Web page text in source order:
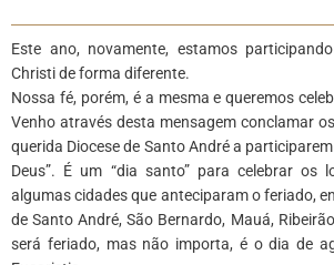
Este ano, novamente, estamos
Christi de forma diferente.
Nossa fé, porém, é a mesma e queremos
Venho através desta mensagem conclamar
querida Diocese de Santo André a
Deus”. É um “dia santo” para celebrar os
algumas cidades que anteciparam o feriado,
de Santo André, São Bernardo, Mauá,
será feriado, mas não importa, é o dia de